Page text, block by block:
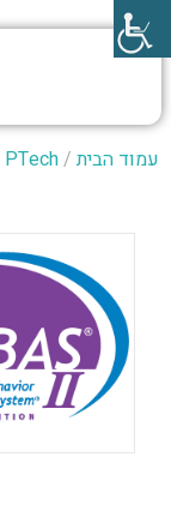
עמוד הבית/
PTech